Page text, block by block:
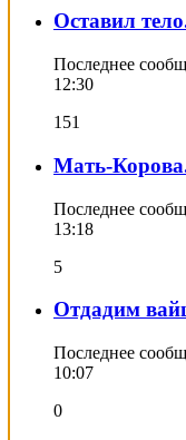
Оставил
Последнее
12:30
151
Мать-
Последнее
13:18
5
Отдадим
Последнее
10:07
0